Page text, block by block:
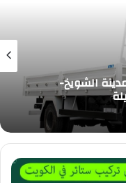
الشويخ-